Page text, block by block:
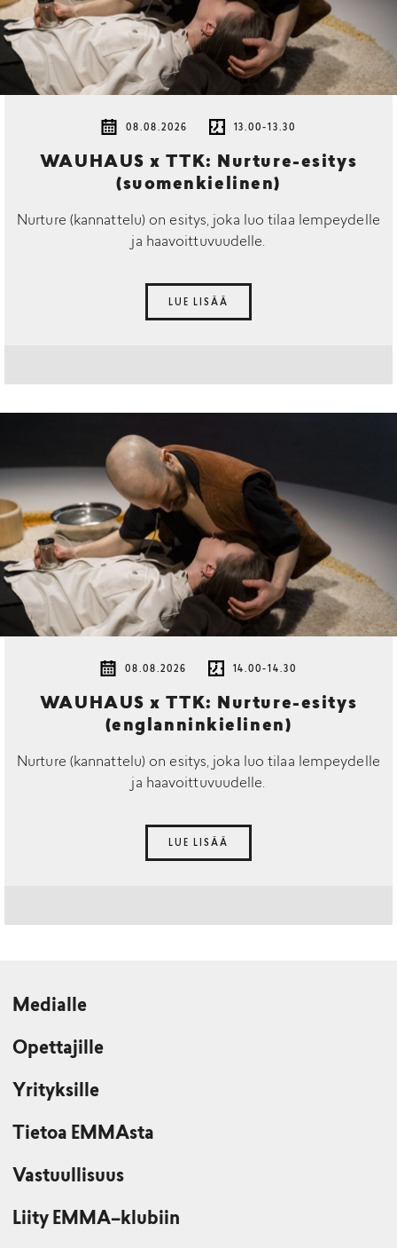
08.08.2026 13.00-13.30
WAUHAUS x TTK: Nurture-esitys
(suomenkielinen)
Nurture (kannattelu) on esitys, joka luo tilaa lempeydelle
ja haavoittuvuudelle.
LUE LISÄÄ
08.08.2026 14.00-14.30
WAUHAUS x TTK: Nurture-esitys
(englanninkielinen)
Nurture (kannattelu) on esitys, joka luo tilaa lempeydelle
ja haavoittuvuudelle.
LUE LISÄÄ
Medialle
Opettajille
Yrityksille
Tietoa EMMAsta
Vastuullisuus
Liity EMMA–klubiin